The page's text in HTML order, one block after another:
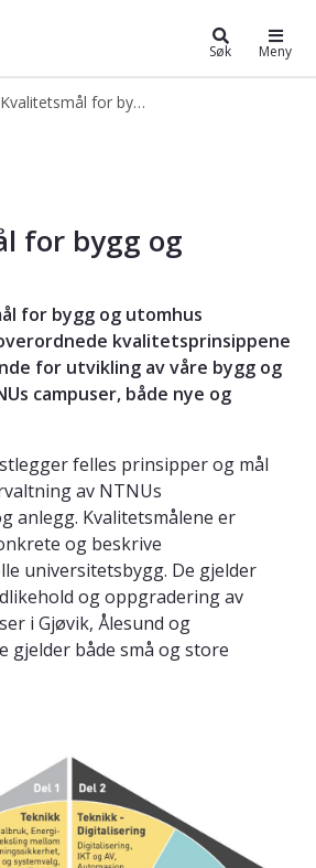
Søk Meny
Kvalitetsmål for bygg og utomhus
bygg og utomhus
for bygg og
for bygg og utomhus
kvalitetsprinsippene
for utvikling av våre bygg og
campuser, både nye og
felles prinsipper og mål
av NTNUs
anlegg. Kvalitetsmålene er
og beskrive
universitetsbygg. De gjelder
og oppgradering av
i Gjøvik, Ålesund og
gjelder både små og store